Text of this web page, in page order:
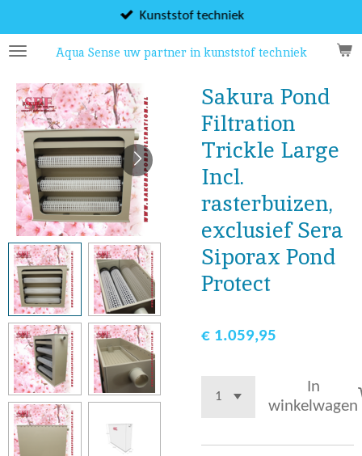
direct
naar
hoofdinhoud
Aqua Sense uw partner in kunststof techniek
Kunststof techniek
Sakura Pond
Filtration
Trickle Large
Incl.
rasterbuizen,
exclusief Sera
Siporax Pond
Protect
€ 1.059,95
In
winkelwagen